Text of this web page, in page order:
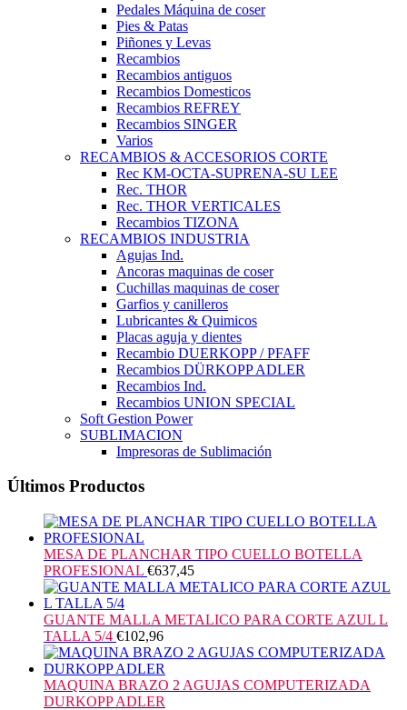
Pedales Máquina de coser
Pies & Patas
Piñones y Levas
Recambios
Recambios antiguos
Recambios Domesticos
Recambios REFREY
Recambios SINGER
Varios
RECAMBIOS & ACCESORIOS CORTE
Rec KM-OCTA-SUPRENA-SU LEE
Rec. THOR
Rec. THOR VERTICALES
Recambios TIZONA
RECAMBIOS INDUSTRIA
Agujas Ind.
Ancoras maquinas de coser
Cuchillas maquinas de coser
Garfios y canilleros
Lubricantes & Quimicos
Placas aguja y dientes
Recambio DUERKOPP / PFAFF
Recambios DÜRKOPP ADLER
Recambios Ind.
Recambios UNION SPECIAL
Soft Gestion Power
SUBLIMACION
Impresoras de Sublimación
Últimos Productos
MESA DE PLANCHAR TIPO CUELLO BOTELLA
PROFESIONAL €637,45
GUANTE MALLA METALICO PARA CORTE AZUL L
TALLA 5/4 €102,96
MAQUINA BRAZO 2 AGUJAS COMPUTERIZADA
DURKOPP ADLER